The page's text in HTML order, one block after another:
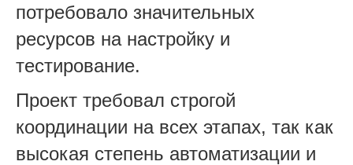
потребовало значительных
ресурсов на настройку и
тестирование.
Проект требовал строгой
координации на всех этапах, так как
высокая степень автоматизации и